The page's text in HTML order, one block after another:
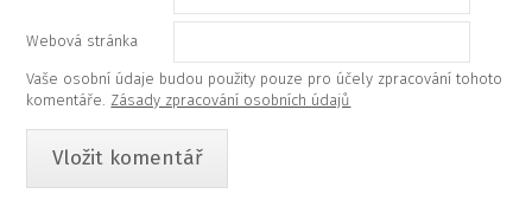
Webová stránka
Vaše osobní údaje budou použity pouze pro účely zpracování tohoto
komentáře. Zásady zpracování osobních údajů